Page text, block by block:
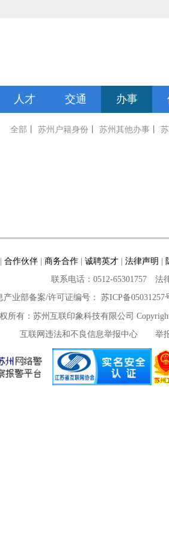
人才 交通 办事
全部 苏州户籍身份 苏州其他办事
合作伙伴| 商务合作| 诚聘英才| 法律声明
联系电话：0512-65301757
法
产业部备案/许可证编号： 苏ICP备05031257
所有：苏州互联印象科技有限公司
互联网违法和不良信息举报中心
举